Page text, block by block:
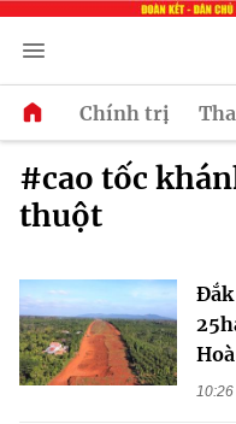
Chính trị
#cao tốc
thuột